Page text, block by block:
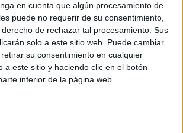
en cuenta que algún procesamiento de
puede no requerir de su consentimiento,
de rechazar tal procesamiento. Sus
solo a este sitio web. Puede cambiar
su consentimiento en cualquier
a este sitio y haciendo clic en el botón
inferior de la página web.